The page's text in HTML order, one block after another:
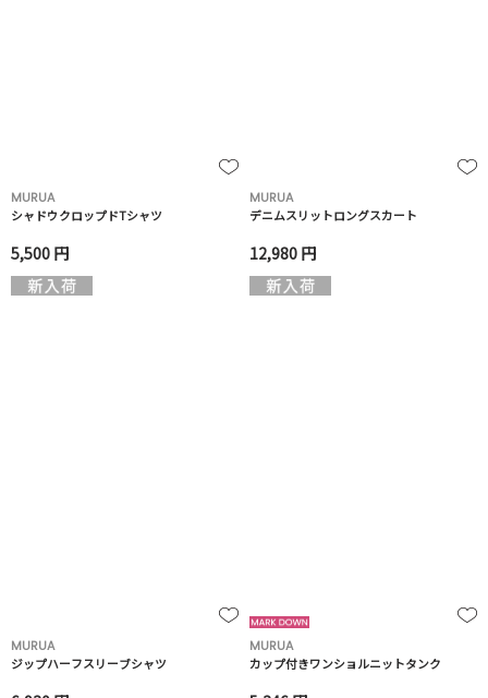
MURUA
シャドウクロップドTシャツ
5,500 円
MURUA
デニムスリットロングスカート
12,980 円
MURUA
ジップハーフスリーブシャツ
MURUA
カップ付きワンショルニットタンク